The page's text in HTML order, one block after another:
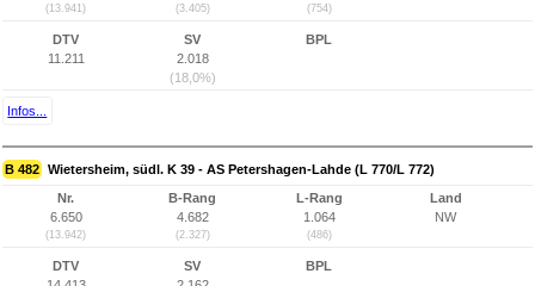
(13.941) (3.405) (754)
DTV
11.211
SV
2.018
(18,0%)
BPL
Infos...
B 482 Wietersheim, südl. K 39 - AS Petershagen-Lahde (L 770/L 772)
Nr.
6.650
(13.942)
B-Rang
4.682
(2.327)
L-Rang
1.064
(486)
Land
NW
DTV
SV
BPL